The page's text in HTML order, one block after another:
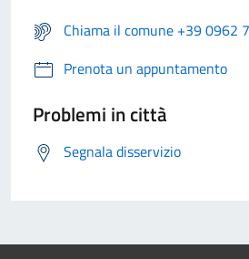
Chiama il comune +39 0962
Prenota un appuntamento
Problemi in città
Segnala disservizio